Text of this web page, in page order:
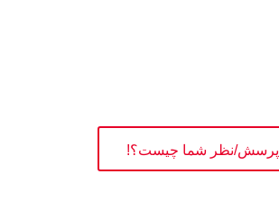
پرسش/نظر شما چیست؟!